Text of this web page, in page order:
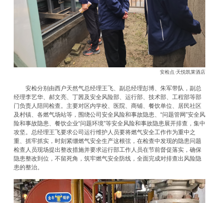
安检点·天悦凯莱酒店
安检分别由西户天然气总经理王飞、副总经理彭博、朱军带队，副总
经理李艺华、郝文亮、丁茜及安全风险部、运行部、技术部、工程部等部
门负责人陪同检查。主要对区内学校、医院、商铺、餐饮单位、居民社区
及村镇、各燃气场站等，围绕公司安全风险和事故隐患、“问题管网”安全风
险和事故隐患、餐饮企业“问题环境”等安全风险和事故隐患展开排查，集中
攻坚。总经理王飞要求公司运行维护人员要将燃气安全工作作为重中之
重、抓牢抓实，时刻紧绷燃气安全生产这根弦，在检查中发现的隐患问题
检查人员现场提出整改措施并要求运行部工作人员在节前督促落实，确保
隐患整改到位，不留死角，筑牢燃气安全防线，全面完成对排查出风险隐
患的整治。